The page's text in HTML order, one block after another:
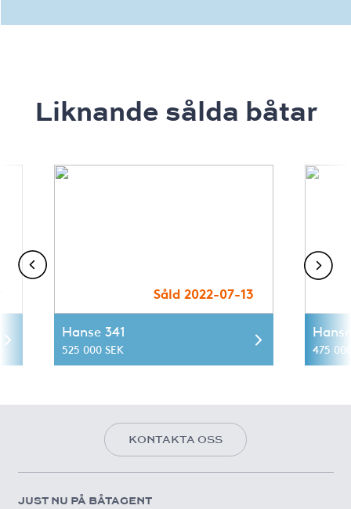
Liknande sålda båtar
Såld 2022-07-13
Hanse 341
525 000 SEK 475
KONTAKTA OSS
JUST NU PÅ BÅTAGENT